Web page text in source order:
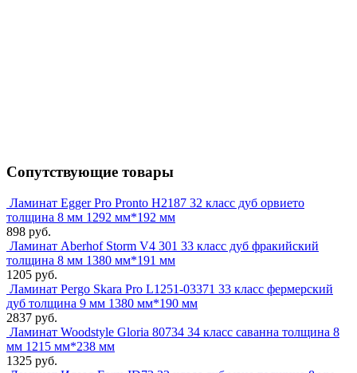
Сопутствующие товары
Ламинат Egger Pro Pronto H2187 32 класс дуб орвието
толщина 8 мм 1292 мм*192 мм
898 руб.
Ламинат Aberhof Storm V4 301 33 класс дуб фракийский
толщина 8 мм 1380 мм*191 мм
1205 руб.
Ламинат Pergo Skara Pro L1251-03371 33 класс фермерский
дуб толщина 9 мм 1380 мм*190 мм
2837 руб.
Ламинат Woodstyle Gloria 80734 34 класс саванна толщина 8
мм 1215 мм*238 мм
1325 руб.